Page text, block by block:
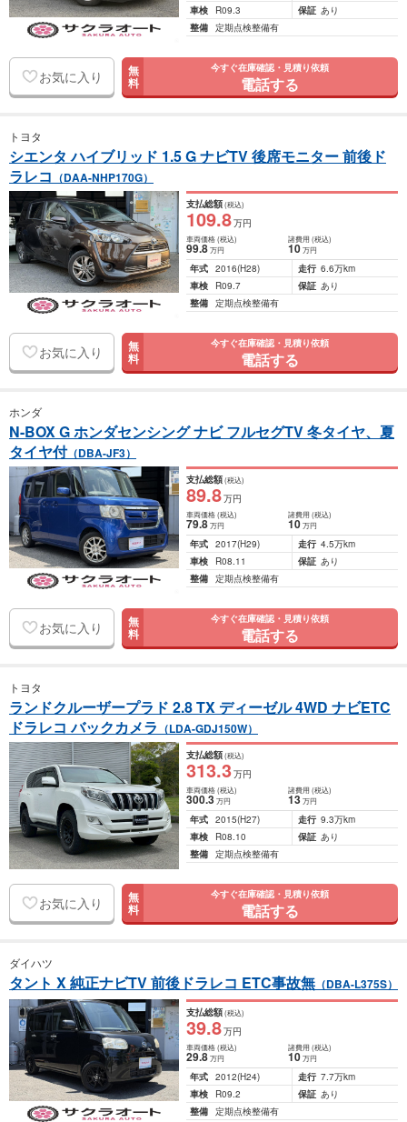
車検
R09.3 保証 あり
整備 定期点検整備有
お気に入り 無
料
今すぐ在庫確認・見積り依頼
電話する
トヨタ
シエンタ ハイブリッド 1.5 G ナビTV 後席モニター 前後ド
ラレコ （DAA-NHP170G）
支払総額(税込)
109.8万円
車両価格(税込)
99.8万円
諸費用 (税込)
10 万円
年式 2016(H28) 走行 6.6万km
車検
R09.7 保証 あり
整備 定期点検整備有
お気に入り 無
料
今すぐ在庫確認・見積り依頼
電話する
ホンダ
N-BOX G ホンダセンシング ナビ フルセグTV 冬タイヤ、夏
タイヤ付（DBA-JF3）
支払総額(税込)
89.8万円
車両価格(税込)
79.8万円
諸費用 (税込)
10 万円
年式 2017(H29) 走行 4.5万km
車検
R08.11 保証 あり
整備 定期点検整備有
お気に入り 無
料
今すぐ在庫確認・見積り依頼
電話する
トヨタ
ランドクルーザープラド 2.8 TX ディーゼル 4WD ナビETC
ドラレコ バックカメラ （LDA-GDJ150W）
支払総額(税込)
313.3万円
車両価格(税込)
300.3万円
諸費用 (税込)
13 万円
年式 2015(H27) 走行 9.3万km
車検
R08.10 保証 あり
整備 定期点検整備有
お気に入り 無
料
今すぐ在庫確認・見積り依頼
電話する
ダイハツ
タント X 純正ナビTV 前後ドラレコ ETC事故無 （DBA-L375S）
支払総額(税込)
39.8万円
車両価格(税込)
29.8万円
諸費用 (税込)
10 万円
年式 2012(H24) 走行 7.7万km
車検
R09.2 保証 あり
整備 定期点検整備有